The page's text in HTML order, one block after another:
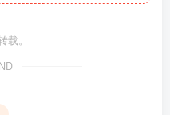
。